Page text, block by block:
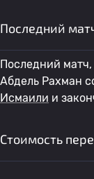
Последний
Последний
Абдель Рахман
Исмаили и
Стоимость